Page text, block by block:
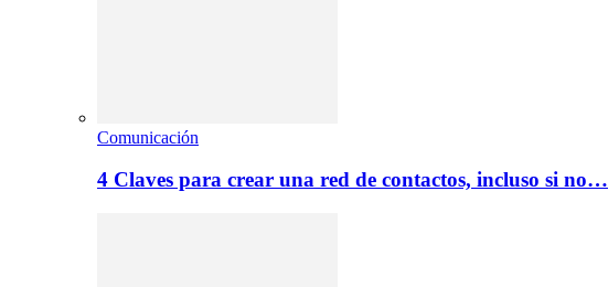
Comunicación
4 Claves para crear una red de contactos, incluso si no…